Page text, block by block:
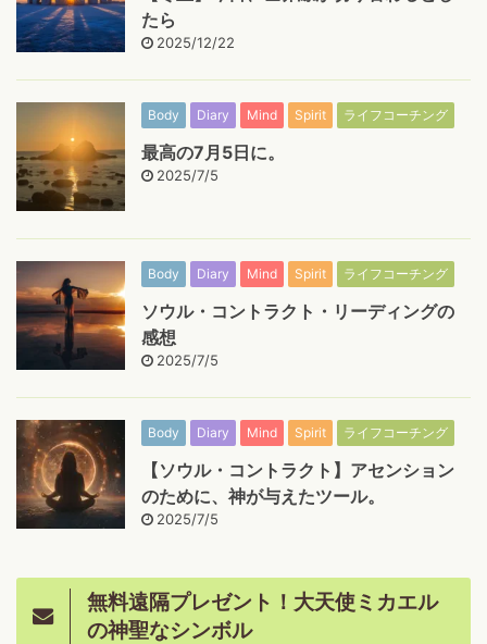
たら
2025/12/22
Body Diary Mind Spirit ライフコーチング
最高の7月5日に。
2025/7/5
Body Diary Mind Spirit ライフコーチング
ソウル・コントラクト・リーディングの
感想
2025/7/5
Body Diary Mind Spirit ライフコーチング
【ソウル・コントラクト】アセンション
のために、神が与えたツール。
2025/7/5
無料遠隔プレゼント！大天使ミカエル
の神聖なシンボル